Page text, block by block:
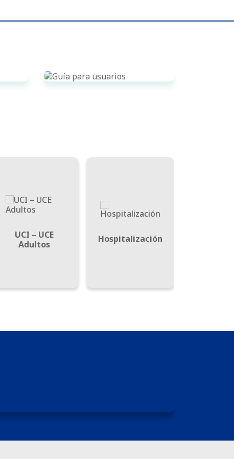
Ver Guía
UCI – UCE
Adultos
Hospitalización